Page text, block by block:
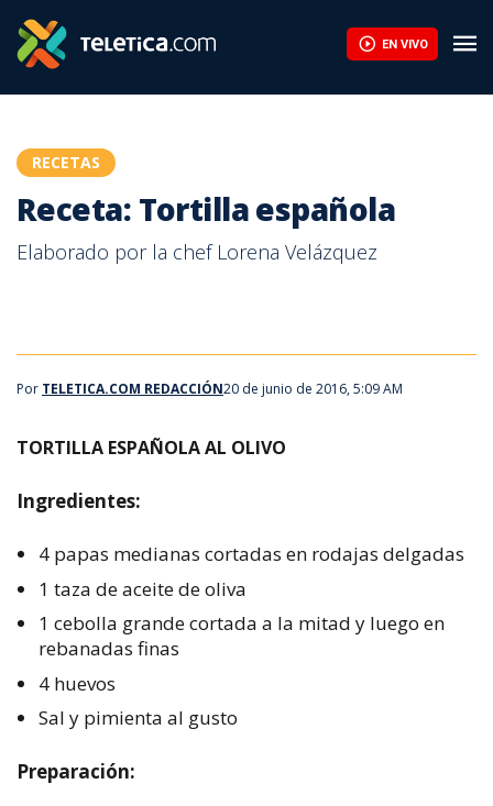
EN VIVO
RECETAS
Receta: Tortilla española
Elaborado por la chef Lorena Velázquez
Por TELETICA.COM REDACCIÓN20 de junio de 2016, 5:09 AM
TORTILLA ESPAÑOLA AL OLIVO
Ingredientes:
4 papas medianas cortadas en rodajas delgadas
1 taza de aceite de oliva
1 cebolla grande cortada a la mitad y luego en
rebanadas finas
4 huevos
Sal y pimienta al gusto
Preparación: